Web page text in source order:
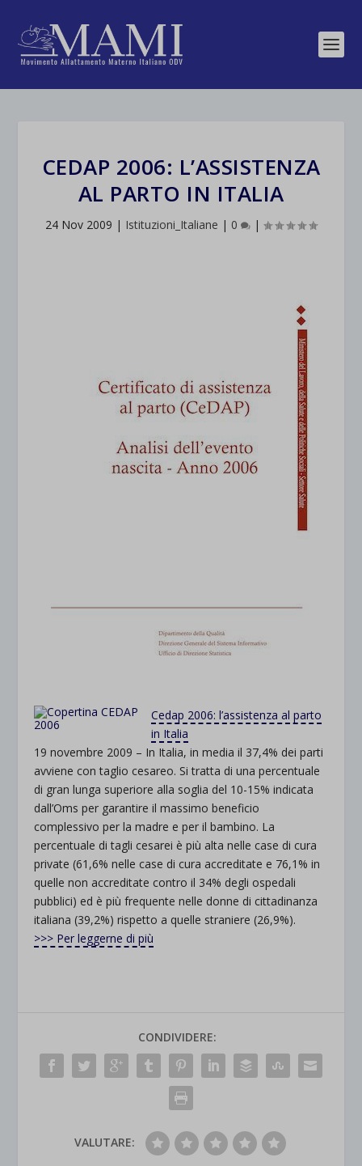
CEDAP 2006: L’ASSISTENZA
AL PARTO IN ITALIA
24 Nov 2009 | Istituzioni_Italiane | 0 |
Cedap 2006: l’assistenza al parto
in Italia
19 novembre 2009 – In Italia, in media il 37,4% dei parti
avviene con taglio cesareo. Si tratta di una percentuale
di gran lunga superiore alla soglia del 10-15% indicata
dall’Oms per garantire il massimo beneficio
complessivo per la madre e per il bambino. La
percentuale di tagli cesarei è più alta nelle case di cura
private (61,6% nelle case di cura accreditate e 76,1% in
quelle non accreditate contro il 34% degli ospedali
pubblici) ed è più frequente nelle donne di cittadinanza
italiana (39,2%) rispetto a quelle straniere (26,9%).
>>> Per leggerne di più
CONDIVIDERE:
VALUTARE: